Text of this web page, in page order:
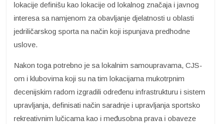
lokacije definišu kao lokacije od lokalnog značaja i javnog
interesa sa namjenom za obavljanje djelatnosti u oblasti
jedriličarskog sporta na način koji ispunjava predhodne
uslove.
Nakon toga potrebno je sa lokalnim samoupravama, CJS-
om i klubovima koji su na tim lokacijama mukotrpnim
decenijskim radom izgradili određenu infrastrukturu i sistem
upravljanja, definisati način saradnje i upravljanja sportsko
rekreativnim lučicama kao i međusobna prava i obaveze